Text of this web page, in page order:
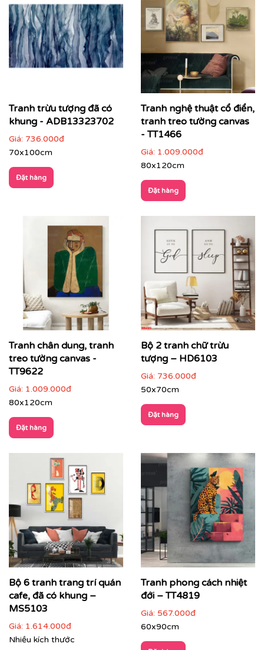
Nhà hàng, lounge, quầy bar, khách sạn
: tăng tính
nghệ thuật và nhận diện thương hiệu
Showroom, gallery, không gian trưng bày
chiều sâu và nhịp điệu không gian
Tranh trừu tượng đã có
khung - ADB13323702
Giá: 736.000đ
70x100cm
Đặt hàng
Tranh nghệ thuật cổ điển,
tranh treo tường canvas
- TT1466
Giá: 1.009.000đ
80x120cm
Đặt hàng
Tranh chân dung, tranh
treo tường canvas -
TT9622
Giá: 1.009.000đ
80x120cm
Đặt hàng
Bộ 2 tranh chữ trừu
tượng – HD6103
Giá: 736.000đ
50x70cm
Đặt hàng
Bộ 6 tranh trang trí quán
cafe, đã có khung –
MS5103
Giá: 1.614.000đ
Nhiều kích thước
Tranh phong cách nhiệt
đới – TT4819
Giá: 567.000đ
60x90cm